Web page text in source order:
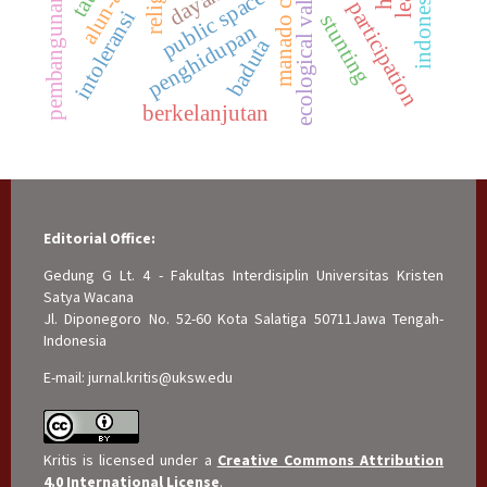
ecological values
manado city
public space
penghidupan
berkelanjutan
intoleransi stunting
baduta indonesia
Editorial Office:
Gedung G Lt. 4 - Fakultas Interdisiplin Universitas Kristen
Satya Wacana
Jl. Diponegoro No. 52-60 Kota Salatiga 50711Jawa Tengah-
Indonesia
E-mail: jurnal.kritis@uksw.edu
Kritis is licensed under a Creative Commons Attribution
4.0 International License.